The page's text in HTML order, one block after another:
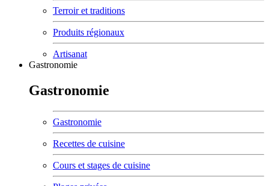
Terroir et traditions
Produits régionaux
Artisanat
Gastronomie
Gastronomie
Gastronomie
Recettes de cuisine
Cours et stages de cuisine